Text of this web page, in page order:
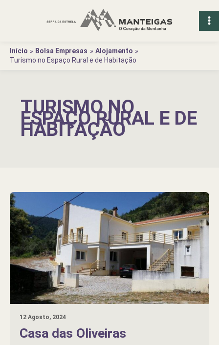
Início
Bolsa Empresas
Alojamento
Turismo no Espaço Rural e de Habitação
TURISMO NO
ESPAÇO RURAL E DE
HABITAÇÃO
12 Agosto, 2024
Casa das Oliveiras